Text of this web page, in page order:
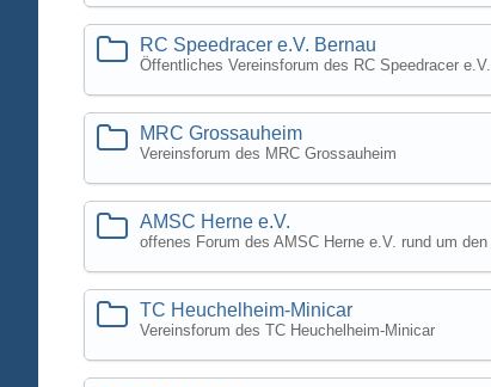
RC Speedracer e.V. Bernau
Öffentliches Vereinsforum des RC Speedracer
MRC Grossauheim
Vereinsforum des MRC Grossauheim
AMSC Herne e.V.
offenes Forum des AMSC Herne e.V. rund um den
TC Heuchelheim-Minicar
Vereinsforum des TC Heuchelheim-Minicar